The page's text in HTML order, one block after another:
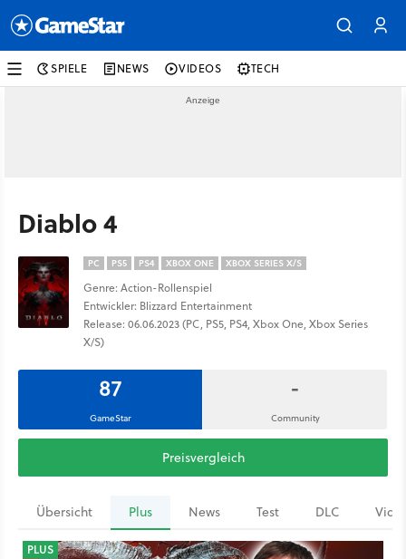
SPIELE NEWS VIDEOS TECH
Diablo 4
PC PS5 PS4 XBOX ONE XBOX SERIES X/S
Genre: Action-Rollenspiel
Entwickler: Blizzard Entertainment
Release: 06.06.2023 (PC, PS5, PS4, Xbox One, Xbox Series
X/S)
87
GameStar
-
Community
Preisvergleich
Übersicht Plus News Test DLC
PLUS